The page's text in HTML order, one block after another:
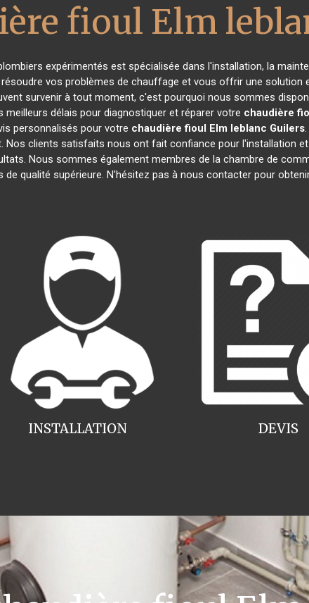
fioul Elm
expérimentés est spécialisée dans l'installation, la
vos problèmes de chauffage et vous offrir une solution
survenir à tout moment, c'est pourquoi nous sommes
délais pour diagnostiquer et réparer votre chaudière
personnalisés pour votre chaudière fioul Elm leblanc Guilers
Nos clients satisfaits nous ont fait confiance pour l'installation
Nous sommes également membres de la chambre de
de qualité supérieure. N'hésitez pas à nous contacter pour
INSTALLATION DEVIS